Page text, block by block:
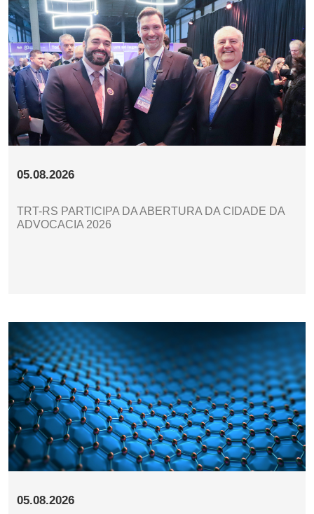
05.08.2026
TRT-RS PARTICIPA DA ABERTURA DA CIDADE DA
ADVOCACIA 2026
05.08.2026